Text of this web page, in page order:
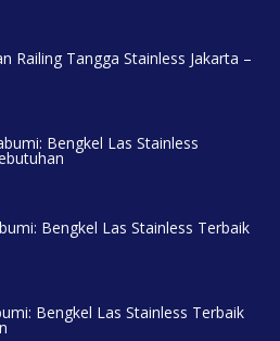
Railing Tangga Stainless Jakarta –
Bengkel Las Stainless
Bengkel Las Stainless Terbaik
Bengkel Las Stainless Terbaik